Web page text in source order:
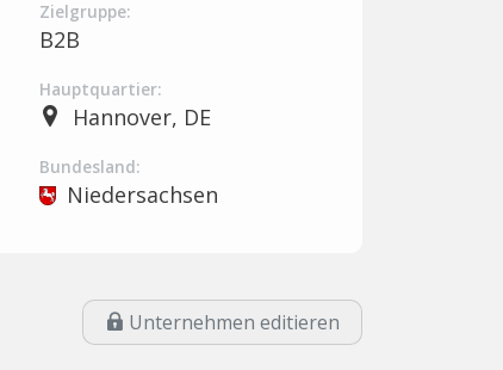
Zielgruppe:
B2B
Hauptquartier:
Hannover, DE
Bundesland:
Niedersachsen
Unternehmen editieren